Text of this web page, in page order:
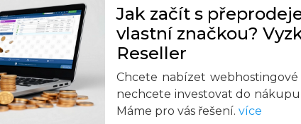
Jak začít s
vlastní značkou?
Reseller
Chcete nabízet
nechcete investovat do
Máme pro vás řešení. více